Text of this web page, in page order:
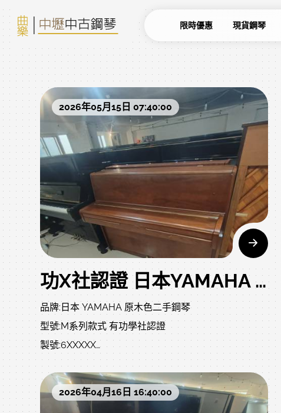
限時優惠 現貨鋼琴
2026年05月15日 07:40:00
功X社認證 日本YAMAHA M1 53800 中壢中古鋼琴黃先生 0980494792 二手鋼琴 回收買賣歡迎洽詢
品牌:日本 YAMAHA 原木色二手鋼琴
型號:M系列款式 有功學社認證
製號:6XXXXX
超低優惠售價:53800避免爭議，低價優惠中古琴銷售說
明請詳閱:現貨交琴，音色、觸鍵、外觀、中古品認知
是主觀的歡迎到現場確認，避免爭議!附贈:調音一次、
2026年04月16日 16:40:00